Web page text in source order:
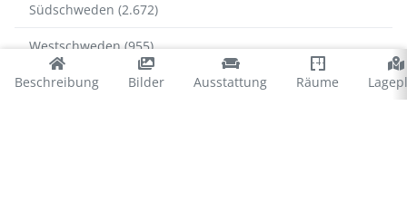
Beschreibung Bilder Ausstattung Räume
Südschweden (2.672)
Westschweden (955)
Inseln